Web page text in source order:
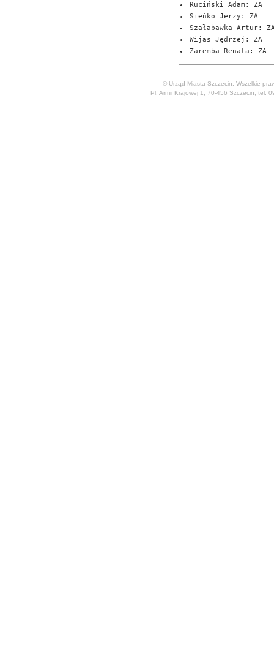
Ruciński Adam: ZA
Sieńko Jerzy: ZA
Szałabawka Artur:
Wijas Jędrzej: ZA
Zaremba Renata: ZA
© Urząd Miasta Szczecin. Wszelkie
Pl. Armii Krajowej 1, 70-456 Szczecin, tel.